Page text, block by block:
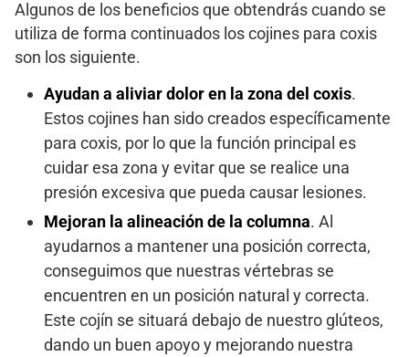
Algunos de los beneficios que obtendrás cuando se
utiliza de forma continuados los cojines para coxis
son los siguiente.
Ayudan a aliviar dolor en la zona del coxis.
Estos cojines han sido creados específicamente
para coxis, por lo que la función principal es
cuidar esa zona y evitar que se realice una
presión excesiva que pueda causar lesiones.
Mejoran la alineación de la columna. Al
ayudarnos a mantener una posición correcta,
conseguimos que nuestras vértebras se
encuentren en un posición natural y correcta.
Este cojín se situará debajo de nuestro glúteos,
dando un buen apoyo y mejorando nuestra